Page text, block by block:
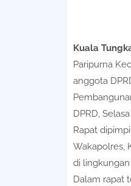
Kuala
Paripurna
anggota
DPRD,
Rapat
Wakapolres,
di lingkungan
Dalam rapat